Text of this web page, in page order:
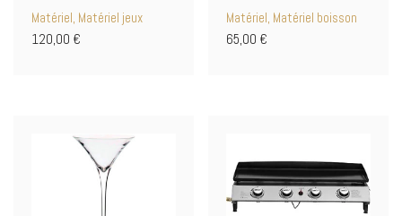
Matériel, Matériel jeux
120,00 €
Matériel, Matériel boisson
65,00 €